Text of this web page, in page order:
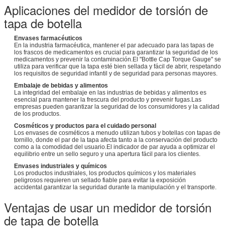
Aplicaciones del medidor de torsión de
tapa de botella
Envases farmacéuticos
En la industria farmacéutica, mantener el par adecuado para las tapas de
los frascos de medicamentos es crucial para garantizar la seguridad de los
medicamentos y prevenir la contaminación.El "Bottle Cap Torque Gauge" se
utiliza para verificar que la tapa esté bien sellada y fácil de abrir, respetando
los requisitos de seguridad infantil y de seguridad para personas mayores.
Embalaje de bebidas y alimentos
La integridad del embalaje en las industrias de bebidas y alimentos es
esencial para mantener la frescura del producto y prevenir fugas.Las
empresas pueden garantizar la seguridad de los consumidores y la calidad
de los productos.
Cosméticos y productos para el cuidado personal
Los envases de cosméticos a menudo utilizan tubos y botellas con tapas de
tornillo, donde el par de la tapa afecta tanto a la conservación del producto
como a la comodidad del usuario.El indicador de par ayuda a optimizar el
equilibrio entre un sello seguro y una apertura fácil para los clientes.
Envases industriales y químicos
Los productos industriales, los productos químicos y los materiales
peligrosos requieren un sellado fiable para evitar la exposición
accidental.garantizar la seguridad durante la manipulación y el transporte.
Ventajas de usar un medidor de torsión
de tapa de botella